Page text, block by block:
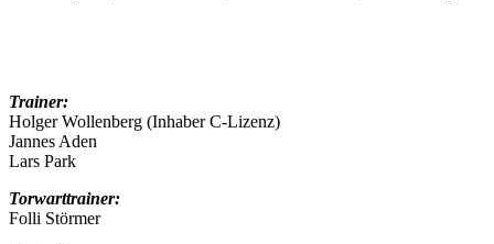
Trainer:
Holger Wollenberg (Inhaber C-Lizenz)
Jannes Aden
Lars Park
Torwarttrainer:
Folli Störmer